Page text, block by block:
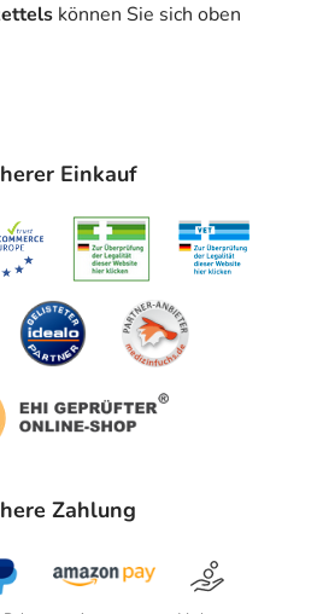
Erregungsleitung vom Vorhof
2. und 3. Grad
Sie hierzu mit Ihrem Arzt
am Herzen
zu beachten?
Regel in dieser Altersgruppe
können Sie sich oben
Einkauf
Zahlung